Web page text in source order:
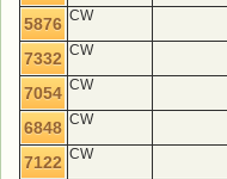
5876 CW
7332 CW
7054 CW
6848 CW
7122 CW